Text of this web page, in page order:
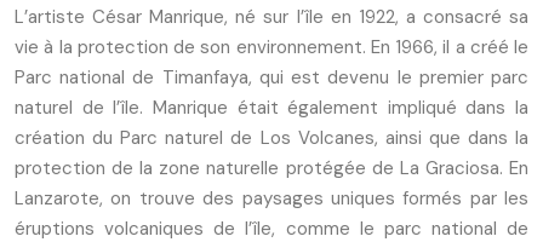
L’artiste César Manrique, né sur l’île en 1922, a consacré sa
vie à la protection de son environnement. En 1966, il a créé le
Parc national de Timanfaya, qui est devenu le premier parc
naturel de l’île. Manrique était également impliqué dans la
création du Parc naturel de Los Volcanes, ainsi que dans la
protection de la zone naturelle protégée de La Graciosa. En
Lanzarote, on trouve des paysages uniques formés par les
éruptions volcaniques de l’île, comme le parc national de